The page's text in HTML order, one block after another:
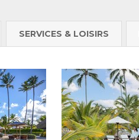
SERVICES & LOISIRS